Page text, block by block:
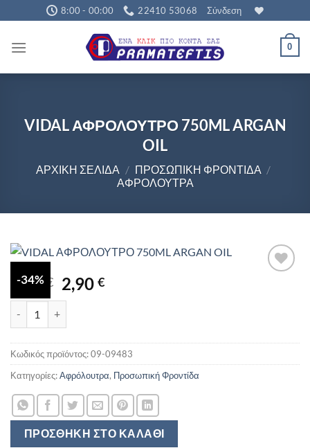
Μετάβαση
στο
περιεχόμενο
8:00 - 00:00 22410 53068 Σύνδεση
0
VIDAL ΑΦΡΟΛΟΥΤΡΟ 750ML ARGAN
OIL
ΑΡΧΙΚΉ ΣΕΛΊΔΑ / ΠΡΟΣΩΠΙΚΉ ΦΡΟΝΤΊΔΑ /
ΑΦΡΌΛΟΥΤΡΑ
-34%
4,40 € Original
price
4,40 €.
2,90€Η
2,90 €.
ΠΡΟΣΘΉΚΗ ΣΤΟ ΚΑΛΆΘΙ
Κωδικός προϊόντος:09-09483
Κατηγορίες:Αφρόλουτρα, Προσωπική Φροντίδα